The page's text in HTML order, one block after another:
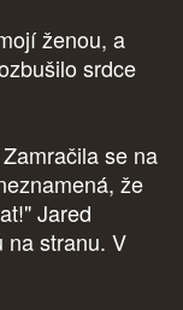
ženou, a
srdce
se na
že
Jared
na stranu. V